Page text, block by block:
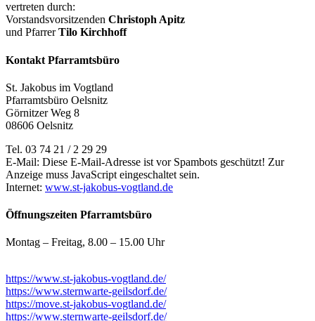
vertreten durch:
Vorstandsvorsitzenden Christoph Apitz
und PfarrerTilo Kirchhoff
Kontakt Pfarramtsbüro
St. Jakobus im Vogtland
Pfarramtsbüro Oelsnitz
Görnitzer Weg 8
08606 Oelsnitz
Tel. 03 74 21 / 2 29 29
E-Mail: Diese E-Mail-Adresse ist vor Spambots geschützt! Zur
Anzeige muss JavaScript eingeschaltet sein.
Internet: www.st-jakobus-vogtland.de
Öffnungszeiten Pfarramtsbüro
Montag – Freitag, 8.00 – 15.00 Uhr
https://www.st-jakobus-vogtland.de/
https://www.sternwarte-geilsdorf.de/
https://move.st-jakobus-vogtland.de/
https://www.sternwarte-geilsdorf.de/